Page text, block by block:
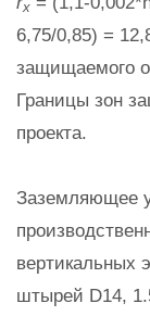
x
6,75/0,85) =
защищаемого
Границы зон
проекта.
Заземляющее
вертикальных
штырей D14,